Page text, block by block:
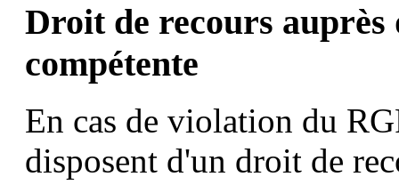
Droit de recours
compétente
En cas de violation du
disposent d'un droit de